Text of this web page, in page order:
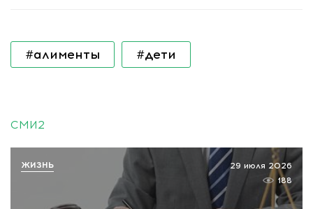
#алименты #дети
СМИ2
29 июля 2026
188
ЖИЗНЬ